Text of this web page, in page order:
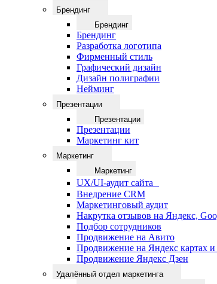
Брендинг
Брендинг
Брендинг
Разработка логотипа
Фирменный стиль
Графический дизайн
Дизайн полиграфии
Нейминг
Презентации
Презентации
Презентации
Маркетинг кит
Маркетинг
Маркетинг
UX/UI-аудит сайта
Внедрение CRM
Маркетинговый аудит
Накрутка отзывов на Яндекс,
Подбор сотрудников
Продвижение на Авито
Продвижение на Яндекс картах и
Продвижение Яндекс Дзен
Удалённый отдел маркетинга